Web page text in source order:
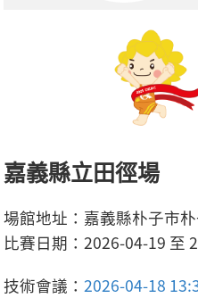
嘉義縣立田徑場
場館地址：嘉義縣朴子市
比賽日期：2026-04-19 至
技術會議：2026-04-18